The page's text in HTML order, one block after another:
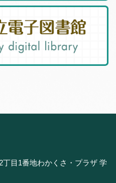
丁目1番地わかくさ・プラザ 学